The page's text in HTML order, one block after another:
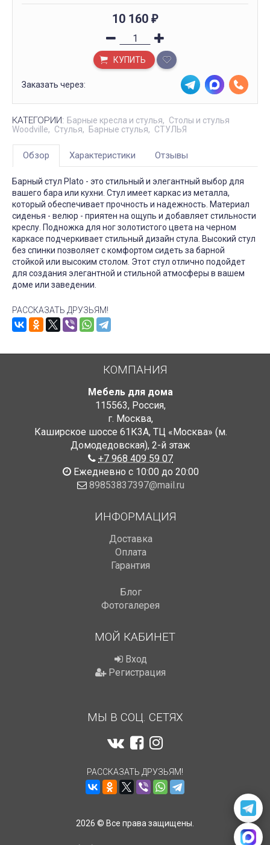
10 160 ₽
КУПИТЬ
Заказать через:
КАТЕГОРИИ: Барные кресла и стулья
Столы и стулья
Woodville
Стулья Барные стулья СТУЛЬЯ
Обзор Характеристики Отзывы
Барный стул Plato - это стильный и элегантный выбор для
вашего бара или кухни. Стул имеет каркас из металла,
который обеспечивает прочность и надежность. Материал
сиденья - велюр - приятен на ощупь и добавляет стильности
креслу. Подножка для ног золотистого цвета на черном
каркасе подчеркивает стильный дизайн стула. Высокий стул
без спинки позволяет с комфортом сидеть за барной
стойкой или высоким столом. Этот стул отлично подойдет
для создания элегантной и стильной атмосферы в вашем
доме или заведении.
РАССКАЗАТЬ ДРУЗЬЯМ!
КОМПАНИЯ
Мебель для дома
115563, Россия,
г. Москва,
Каширское шоссе 61К3А, ТЦ «Москва» (м.
Домодедовская), 2-й этаж
+7 968 409 59 07
Ежедневно с 10:00 до 20:00
89853837397@mail.ru
ИНФОРМАЦИЯ
Доставка
Оплата
Гарантия
Блог
Фотогалерея
МОЙ КАБИНЕТ
Вход
Регистрация
МЫ В СОЦ. СЕТЯХ
РАССКАЗАТЬ ДРУЗЬЯМ!
2026 © Все права защищены.